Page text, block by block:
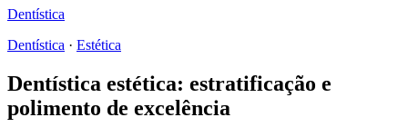
Dentística
Dentística · Estética
Dentística estética: estratificação e
polimento de excelência